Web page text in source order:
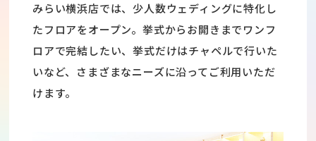
みらい横浜店では、少人数ウェディングに特化し
たフロアをオープン。挙式からお開きまでワンフ
ロアで完結したい、挙式だけはチャペルで行いた
いなど、さまざまなニーズに沿ってご利用いただ
けます。